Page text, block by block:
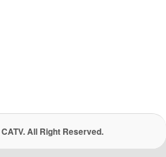
All Right Reserved.